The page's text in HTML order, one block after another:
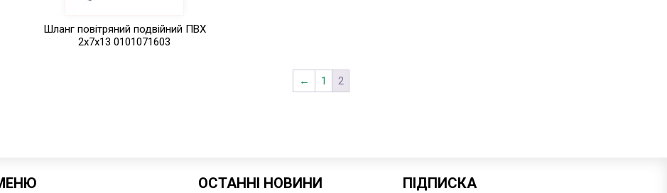
Шланг повітряний подвійний ПВХ
2х7х13 0101071603
← 1 2
ОСТАННІ НОВИНИ ПІДПИСКА